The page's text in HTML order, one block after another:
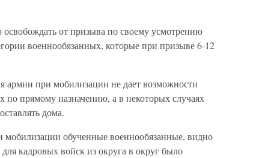
от призыва по своему усмотрению
военнообязанных, которые при призыве 6-12
армии при мобилизации не дает возможности
по прямому назначению, а в некоторых случаях
дома.
мобилизации обученные военнообязанные, видно
кадровых войск из округа в округ было